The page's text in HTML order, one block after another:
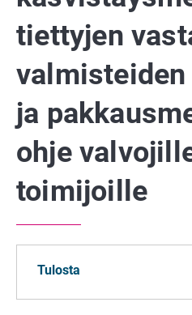
tiettyjen
ja
ohje
toimijoille
Tulosta